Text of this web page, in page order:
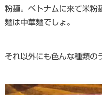
粉麺。ベトナムに来て米粉
麺は中華麺でしょ。
それ以外にも色んな種類の